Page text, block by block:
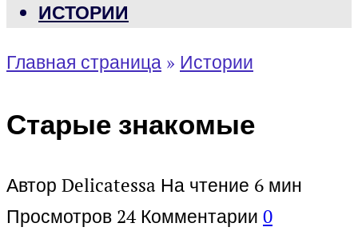
ИСТОРИИ
Главная страница » Истории
Старые знакомые
Автор Delicatessa На чтение 6 мин
Просмотров 24 Комментарии 0